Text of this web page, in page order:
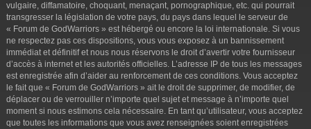
vulgaire, diffamatoire, choquant, menaçant, pornographique, etc. qui pourrait
transgresser la législation de votre pays, du pays dans lequel le serveur de
« Forum de GodWarriors » est hébergé ou encore la loi internationale. Si vous
ne respectez pas ces dispositions, vous vous exposez à un bannissement
immédiat et définitif et nous nous réservons le droit d’avertir votre fournisseur
d’accès à internet et les autorités officielles. L’adresse IP de tous les messages
est enregistrée afin d’aider au renforcement de ces conditions. Vous acceptez
le fait que « Forum de GodWarriors » ait le droit de supprimer, de modifier, de
déplacer ou de verrouiller n’importe quel sujet et message à n’importe quel
moment si nous estimons cela nécessaire. En tant qu’utilisateur, vous acceptez
que toutes les informations que vous avez renseignées soient enregistrées